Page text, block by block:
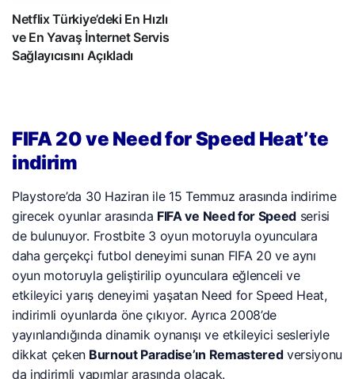
Netflix Türkiye’deki En Hızlı
ve En Yavaş İnternet Servis
Sağlayıcısını Açıkladı
FIFA 20 ve Need for Speed Heat’te
indirim
Playstore’da 30 Haziran ile 15 Temmuz arasında indirime
girecek oyunlar arasında FIFA ve Need for Speed serisi
de bulunuyor. Frostbite 3 oyun motoruyla oyunculara
daha gerçekçi futbol deneyimi sunan FIFA 20 ve aynı
oyun motoruyla geliştirilip oyunculara eğlenceli ve
etkileyici yarış deneyimi yaşatan Need for Speed Heat,
indirimli oyunlarda öne çıkıyor. Ayrıca 2008’de
yayınlandığında dinamik oynanışı ve etkileyici sesleriyle
dikkat çeken Burnout Paradise’ın Remasteredversiyonu
da indirimli yapımlar arasında olacak.